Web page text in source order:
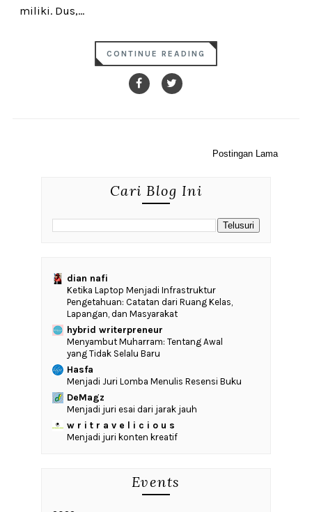
miliki. Dus,...
CONTINUE READING
Postingan Lama
Cari Blog Ini
dian nafi
Ketika Laptop Menjadi Infrastruktur
Pengetahuan: Catatan dari Ruang Kelas,
Lapangan, dan Masyarakat
hybrid writerpreneur
Menyambut Muharram: Tentang Awal
yang Tidak Selalu Baru
Hasfa
Menjadi Juri Lomba Menulis Resensi Buku
DeMagz
Menjadi juri esai dari jarak jauh
w r i t r a v e l i c i o u s
Menjadi juri konten kreatif
Events